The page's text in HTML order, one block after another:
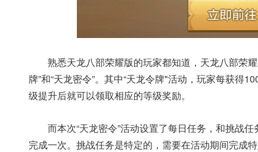
熟悉天龙八部荣耀版的玩家都知道，天龙八部荣
牌”和“天龙密令”。其中“天龙令牌"活动，玩家每获得
级提升后就可以领取相应的等级奖励。
而本次“天龙密令”活动设置了每日任务，和挑战
完成一次。挑战任务是特定的，需要在活动期间完成